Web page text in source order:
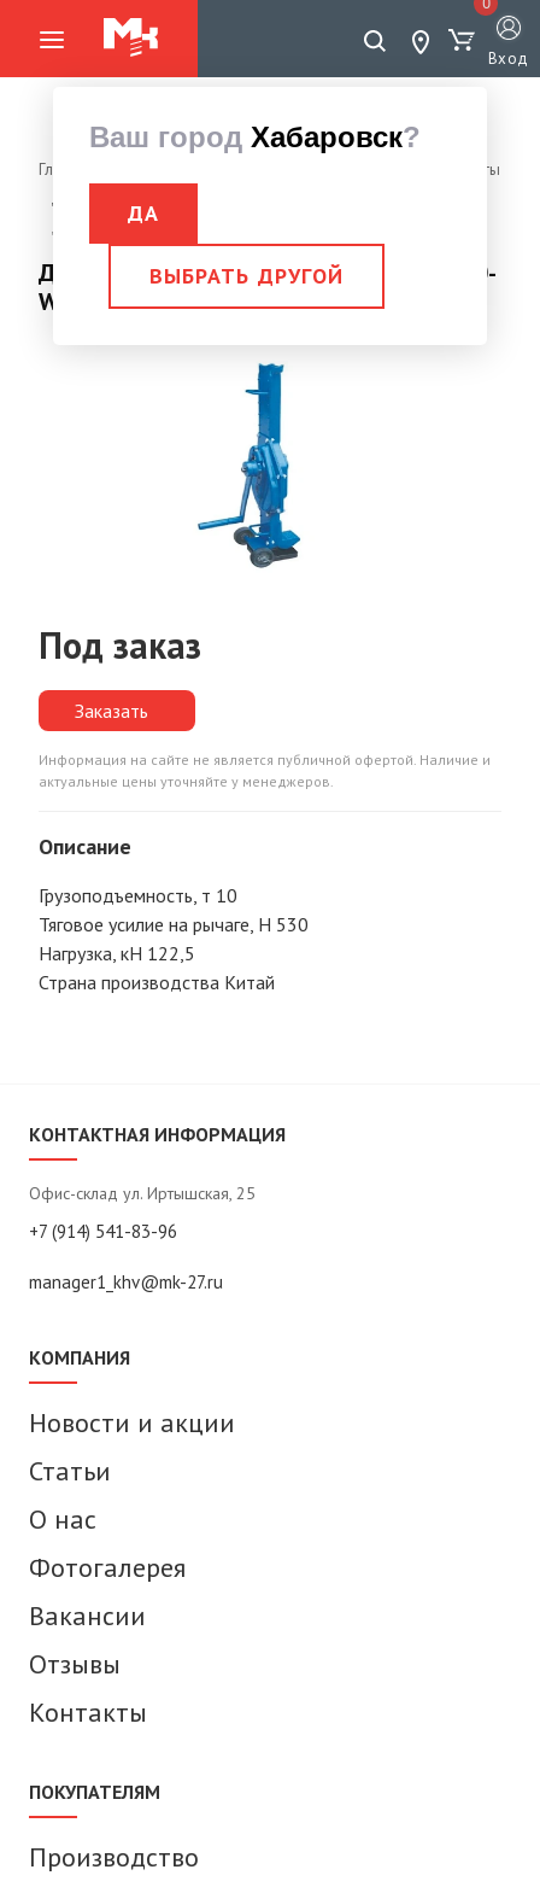
Ваш город Хабаровск?
ДА
ВЫБРАТЬ ДРУГОЙ
Вход
Главная страница
Домкраты
Домкрат реечный с колесом
Домкрат реечный с колесом 10,0 тн SJ10-W
Домкрат реечный с колесом 10,0 тн SJ10-
W
Под заказ
Заказать
Информация на сайте не является публичной офертой. Наличие и
актуальные цены уточняйте у менеджеров.
Описание
Грузоподъемность, т 10
Тяговое усилие на рычаге, Н 530
Нагрузка, кН 122,5
Страна производства Китай
КОНТАКТНАЯ ИНФОРМАЦИЯ
Офис-склад ул. Иртышская, 25
+7 (914) 541-83-96
manager1_khv@mk-27.ru
КОМПАНИЯ
Новости и акции
Статьи
О нас
Фотогалерея
Вакансии
Отзывы
Контакты
ПОКУПАТЕЛЯМ
Производство